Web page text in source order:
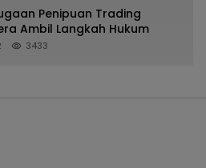
Penipuan Trading
Ambil Langkah Hukum
3433